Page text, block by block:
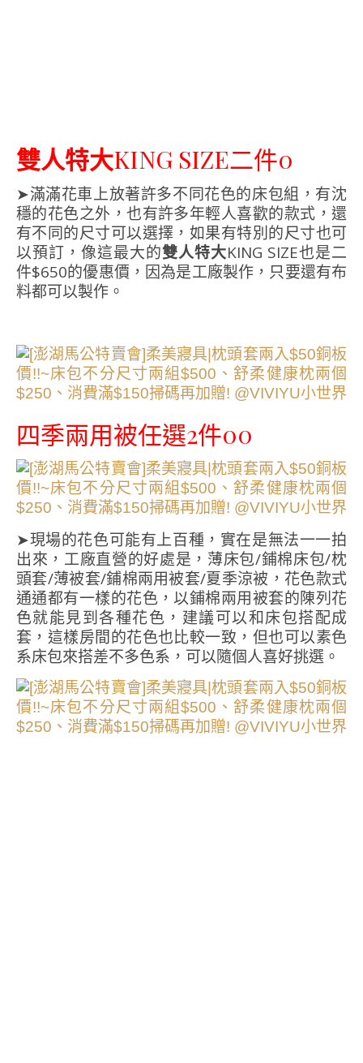
雙人特大KING SIZE二件0
➤滿滿花車上放著許多不同花色的床包組，有沈
穩的花色之外，也有許多年輕人喜歡的款式，還
有不同的尺寸可以選擇，如果有特別的尺寸也可
以預訂，像這最大的雙人特大KING SIZE也是二
件$650的優惠價，因為是工廠製作，只要還有布
料都可以製作。
四季兩用被任選2件00
➤現場的花色可能有上百種，實在是無法一一拍
出來，工廠直營的好處是，薄床包/鋪棉床包/枕
頭套/薄被套/鋪棉兩用被套/夏季涼被，花色款式
通通都有一樣的花色，以鋪棉兩用被套的陳列花
色就能見到各種花色，建議可以和床包搭配成
套，這樣房間的花色也比較一致，但也可以素色
系床包來搭差不多色系，可以隨個人喜好挑選。